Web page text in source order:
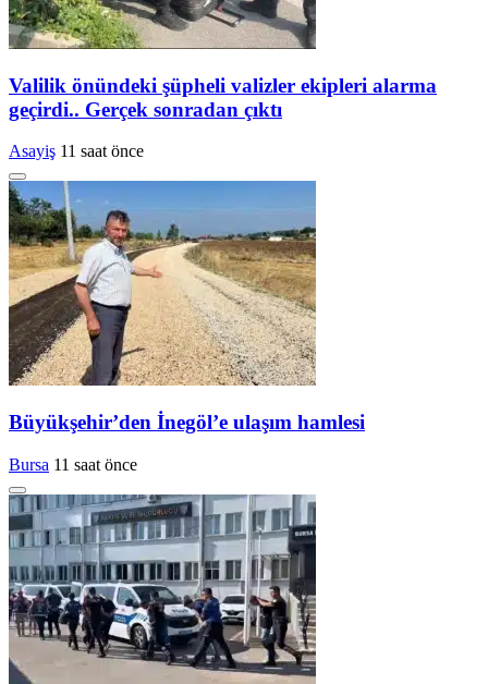
Valilik önündeki şüpheli valizler ekipleri alarma
geçirdi.. Gerçek sonradan çıktı
Asayiş 11 saat önce
Büyükşehir’den İnegöl’e ulaşım hamlesi
Bursa 11 saat önce